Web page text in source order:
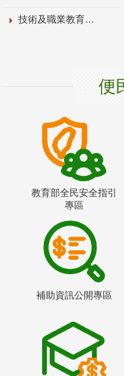
技術及職業教育
便
教育部全民安全指引
專區
補助資訊公開專區